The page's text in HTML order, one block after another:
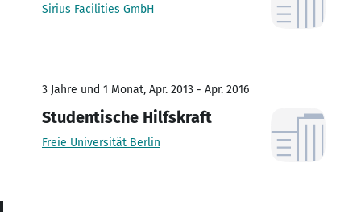
Sirius Facilities GmbH
3 Jahre und 1 Monat, Apr. 2013 - Apr. 2016
Studentische Hilfskraft
Freie Universität Berlin